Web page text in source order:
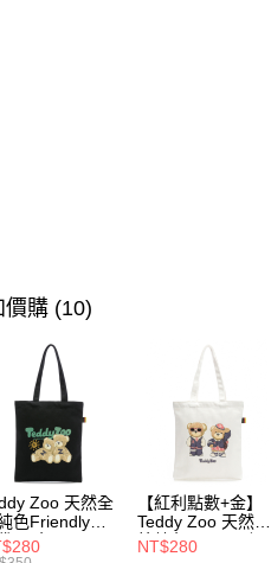
價購 (10)
Zoo 天然全
色Friendly帆
-黑色
【紅利點數+金】
Teddy Zoo 天然全
棉純色Friendly帆
NT$280